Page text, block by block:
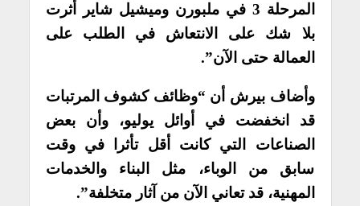
المرحلة 3 في ملبورن وميشيل شاير أثرت
بلا شك على الانتعاش في الطلب على
العمالة حتى الآن”.
وأضاف بيرش أن “وظائف كشوف المرتبات
قد انخفضت في أوائل يوليو، وأن بعض
الصناعات التي كانت أقل تأثرا في وقت
سابق من الوباء، مثل البناء والخدمات
المهنية، قد تعاني الآن من آثار متخلفة”.